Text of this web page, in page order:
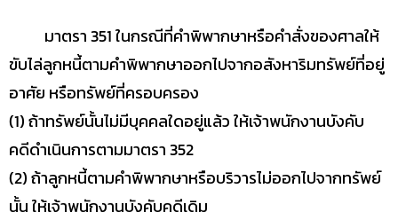
มาตรา 351 ในกรณีที่คำพิพากษาหรือคำสั่งของศาลให้
ขับไล่ลูกหนี้ตามคำพิพากษาออกไปจากอสังหาริมทรัพย์ที่อยู่
อาศัย หรือทรัพย์ที่ครอบครอง
(1) ถ้าทรัพย์นั้นไม่มีบุคคลใดอยู่แล้ว ให้เจ้าพนักงานบังคับ
คดีดำเนินการตามมาตรา 352
(2) ถ้าลูกหนี้ตามคำพิพากษาหรือบริวารไม่ออกไปจากทรัพย์
นั้น ให้เจ้าพนักงานบังคับคดีเดิม